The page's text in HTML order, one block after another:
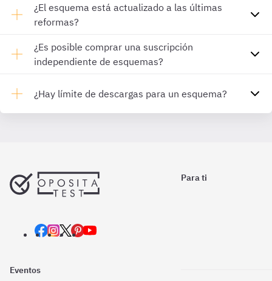
¿El esquema está actualizado a las últimas
reformas?
¿Es posible comprar una suscripción
independiente de esquemas?
¿Hay límite de descargas para un esquema?
Para ti
Eventos